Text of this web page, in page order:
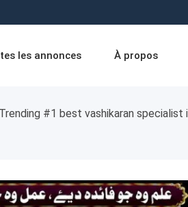
les annonces À propos
Trending #1 best vashikaran specialist